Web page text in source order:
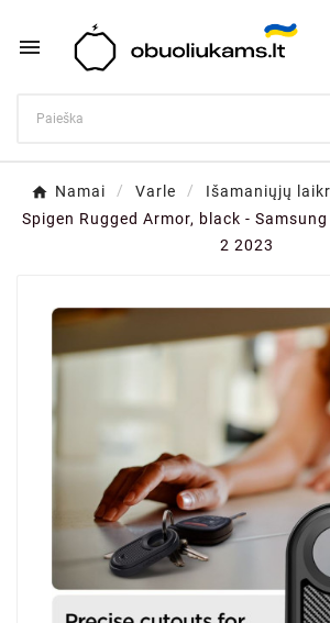

Namai Varle
Išamaniųjų
Spigen Rugged Armor, black -
2 2023